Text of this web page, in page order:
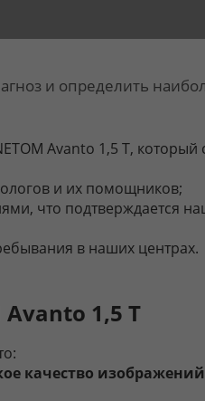
и определить
Avanto 1,5 Т,
и их помощников;
что подтверждается
в наших центрах.
Avanto 1,5 Т
качество